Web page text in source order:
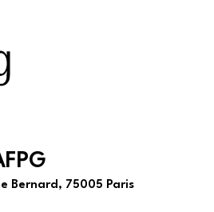
Bernard, 75005 Paris